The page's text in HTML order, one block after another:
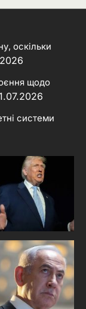
оскільки
щодо
системи